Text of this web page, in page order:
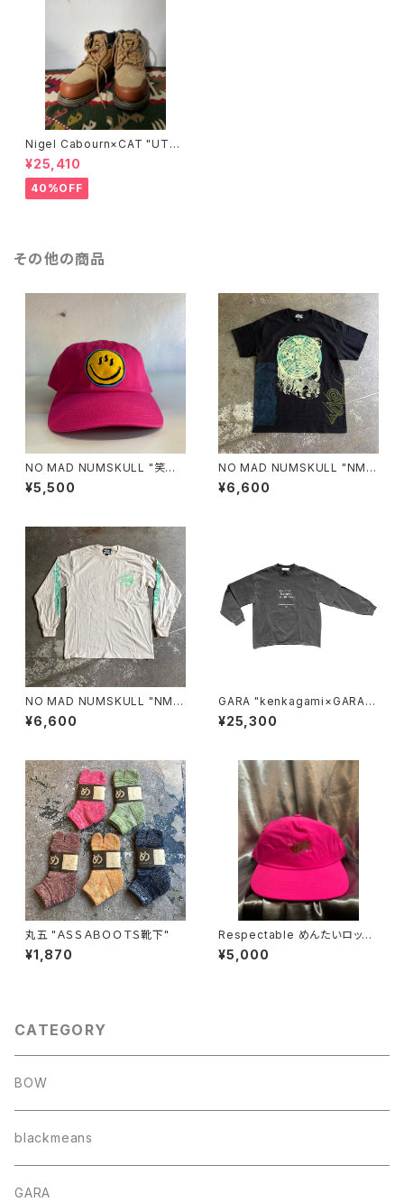
Nigel Cabourn×CAT "UTA
H"/BROWN
¥25,410
40%OFF
その他の商品
NO MAD NUMSKULL "笑温
泉 COTTON CAP"(PINK)
¥5,500
NO MAD NUMSKULL "NMN
×壊し屋 MULTI PRINT S/T"
(BLACK.L)
¥6,600
NO MAD NUMSKULL "NMN
MULTI PRINT L/T"(NATUR
AL.L)
¥6,600
GARA "kenkagami×GARA L
AYER SLEEVE T-SHIRT"(GR
AY×WHITE)
¥25,300
丸五 "ＡＳＳＡＢＯＯＴＳ靴下"
¥1,870
Respectable めんたいロック
"ROSIE CAP" by BREAKERS
(Z)
¥5,000
CATEGORY
BOW
blackmeans
GARA